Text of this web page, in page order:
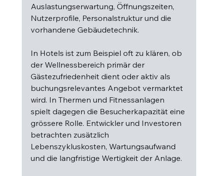
Auslastungserwartung, Öffnungszeiten,
Nutzerprofile, Personalstruktur und die
vorhandene Gebäudetechnik.
In Hotels ist zum Beispiel oft zu klären, ob
der Wellnessbereich primär der
Gästezufriedenheit dient oder aktiv als
buchungsrelevantes Angebot vermarktet
wird. In Thermen und Fitnessanlagen
spielt dagegen die Besucherkapazität eine
grössere Rolle. Entwickler und Investoren
betrachten zusätzlich
Lebenszykluskosten, Wartungsaufwand
und die langfristige Wertigkeit der Anlage.